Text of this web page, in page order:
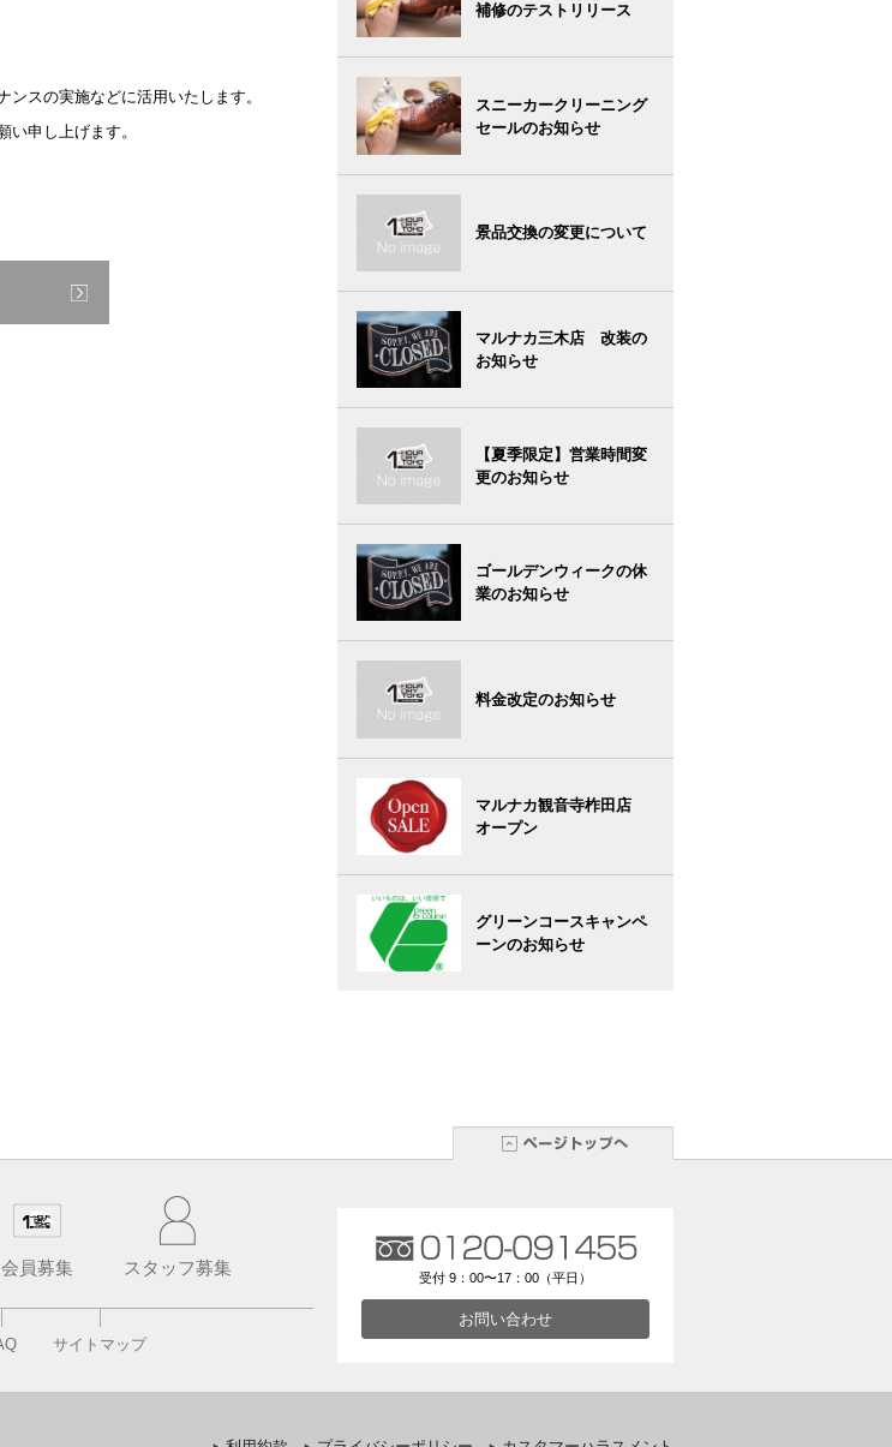
スの実施などに活用いたします。
申し上げます。
補修のテストリリース
スニーカークリーニング
セールのお知らせ
景品交換の変更について
マルナカ三木店 改装の
お知らせ
【夏季限定】営業時間変
更のお知らせ
ゴールデンウィークの休
業のお知らせ
料金改定のお知らせ
マルナカ観音寺柞田店
オープン
グリーンコースキャンペ
ーンのお知らせ
会員募集 スタッフ募集
サイトマップ
受付 9：00〜17：00（平日）
お問い合わせ